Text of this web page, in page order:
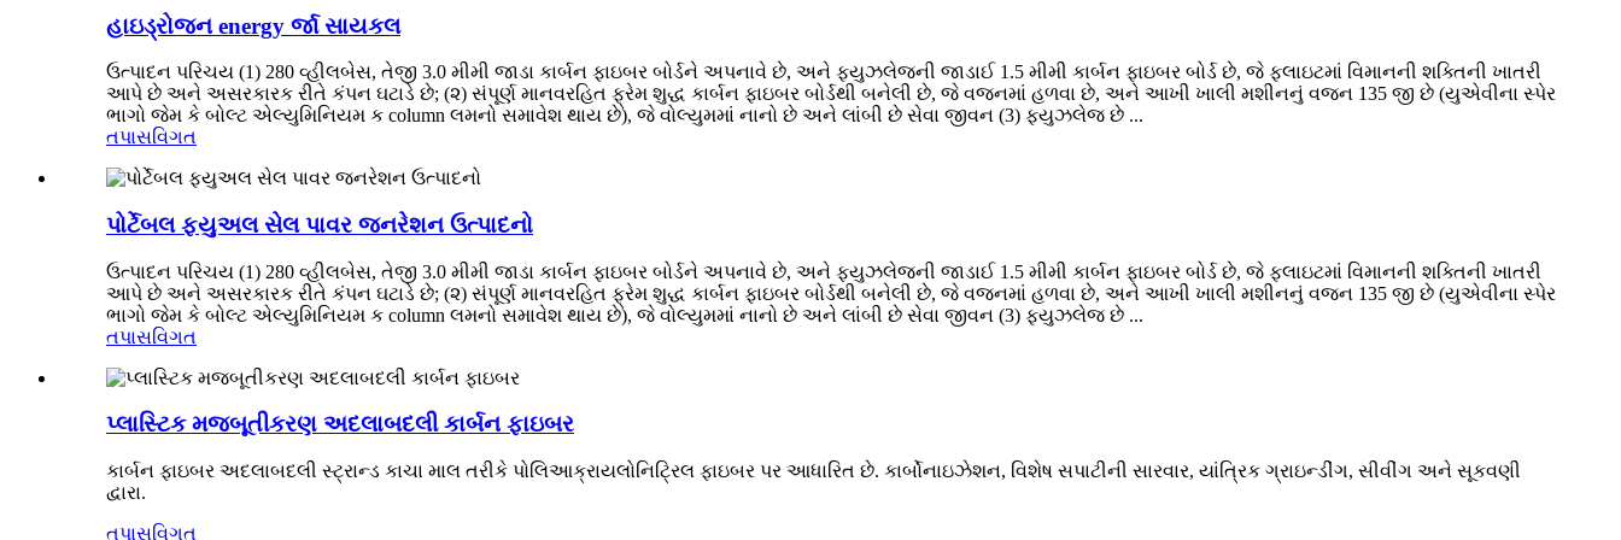
હાઇડ્રોજન energy ર્જા સાયકલ
ઉત્પાદન પરિચય (1) 280 વ્હીલબેસ, તેજી 3.0 મીમી જાડા કાર્બન ફાઇબર બોર્ડને અપનાવે છે, અને ફ્યુઝલેજની જાડાઈ 1.5 મીમી કાર્બન ફાઇબર બોર્ડ છે, જે ફ્લાઇટમાં વિમાનની શક્તિની ખાતરી
આપે છે અને અસરકારક રીતે કંપન ઘટાડે છે; (૨) સંપૂર્ણ માનવરહિત ફ્રેમ શુદ્ધ કાર્બન ફાઇબર બોર્ડથી બનેલી છે, જે વજનમાં હળવા છે, અને આખી ખાલી મશીનનું વજન 135 જી છે (યુએવીના સ્પેર
ભાગો જેમ કે બોલ્ટ એલ્યુમિનિયમ ક column લમનો સમાવેશ થાય છે), જે વોલ્યુમમાં નાનો છે અને લાંબી છે સેવા જીવન (3) ફ્યુઝલેજ છે ...
તપાસવિગત
પોર્ટેબલ ફ્યુઅલ સેલ પાવર જનરેશન ઉત્પાદનો
ઉત્પાદન પરિચય (1) 280 વ્હીલબેસ, તેજી 3.0 મીમી જાડા કાર્બન ફાઇબર બોર્ડને અપનાવે છે, અને ફ્યુઝલેજની જાડાઈ 1.5 મીમી કાર્બન ફાઇબર બોર્ડ છે, જે ફ્લાઇટમાં વિમાનની શક્તિની ખાતરી
આપે છે અને અસરકારક રીતે કંપન ઘટાડે છે; (૨) સંપૂર્ણ માનવરહિત ફ્રેમ શુદ્ધ કાર્બન ફાઇબર બોર્ડથી બનેલી છે, જે વજનમાં હળવા છે, અને આખી ખાલી મશીનનું વજન 135 જી છે (યુએવીના સ્પેર
ભાગો જેમ કે બોલ્ટ એલ્યુમિનિયમ ક column લમનો સમાવેશ થાય છે), જે વોલ્યુમમાં નાનો છે અને લાંબી છે સેવા જીવન (3) ફ્યુઝલેજ છે ...
તપાસવિગત
પ્લાસ્ટિક મજબૂતીકરણ અદલાબદલી કાર્બન ફાઇબર
કાર્બન ફાઇબર અદલાબદલી સ્ટ્રાન્ડ કાચા માલ તરીકે પોલિઆક્રાયલોનિટ્રિલ ફાઇબર પર આધારિત છે. કાર્બોનાઇઝેશન, વિશેષ સપાટીની સારવાર, યાંત્રિક ગ્રાઇન્ડીંગ, સીવીંગ અને સૂકવણી
દ્વારા.
તપાસવિગત